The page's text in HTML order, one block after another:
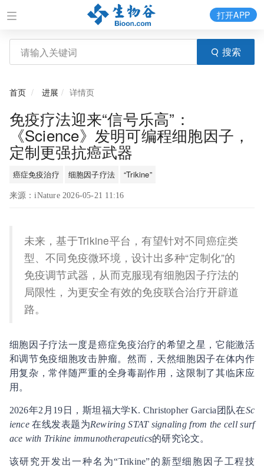
搜索
打开APP
首页 进展 详情页
免疫疗法迎来“信号乐高”：
《Science》发明可编程细胞因子，
定制更强抗癌武器
癌症免疫治疗 细胞因子疗法 “Trikine”
来源：iNature 2026-05-21 11:16
未来，基于Trikine平台，有望针对不同癌症类
型、不同免疫微环境，设计出多种“定制化”的
免疫调节武器，从而克服现有细胞因子疗法的
局限性，为更安全有效的免疫联合治疗开辟道
路。
细胞因子疗法一度是癌症免疫治疗的希望之星，它能激活
和调节免疫细胞攻击肿瘤。然而，天然细胞因子在体内作
用复杂，常伴随严重的全身毒副作用，这限制了其临床应
用。
2026年2月19日，斯坦福大学K. Christopher Garcia团队在Sc
ience在线发表题为Rewiring STAT signaling from the cell surf
ace with Trikine immunotherapeutics的研究论文。
该研究开发出一种名为“Trikine”的新型细胞因子工程技